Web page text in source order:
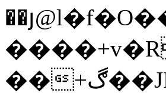
��+ڰ��JR��>EF��I�